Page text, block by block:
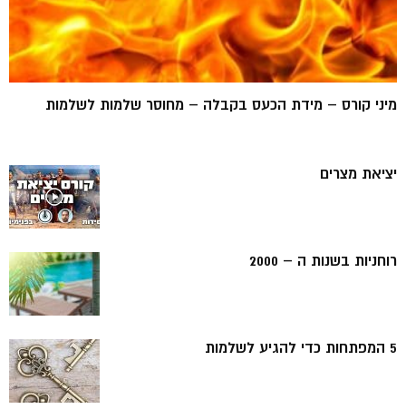
מיני קורס – מידת הכעס בקבלה – מחוסר שלמות לשלמות
יציאת מצרים
רוחניות בשנות ה – 2000
5 המפתחות כדי להגיע לשלמות